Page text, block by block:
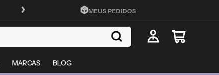
FRETE GRÁTIS EM TODO O SITE
MEUS PEDIDOS
MARCAS BLOG